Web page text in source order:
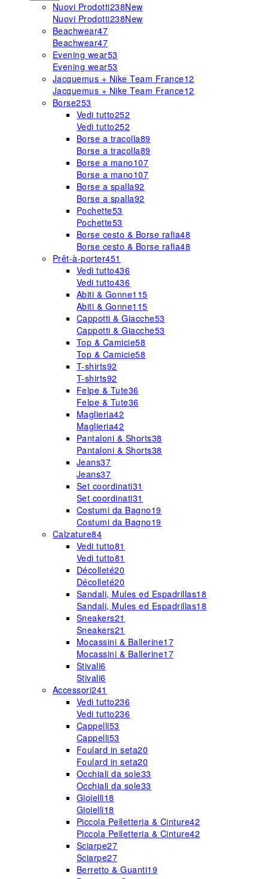
Nuovi Prodotti238New
Nuovi Prodotti238New
Beachwear47
Beachwear47
Evening wear53
Evening wear53
Jacquemus + Nike Team France12
Jacquemus + Nike Team France12
Borse253
Vedi tutto252
Vedi tutto252
Borse a tracolla89
Borse a tracolla89
Borse a mano107
Borse a mano107
Borse a spalla92
Borse a spalla92
Pochette53
Pochette53
Borse cesto & Borse rafia48
Borse cesto & Borse rafia48
Prêt-à-porter451
Vedi tutto436
Vedi tutto436
Abiti & Gonne115
Abiti & Gonne115
Cappotti & Giacche53
Cappotti & Giacche53
Top & Camicie58
Top & Camicie58
T-shirts92
T-shirts92
Felpe & Tute36
Felpe & Tute36
Maglieria42
Maglieria42
Pantaloni & Shorts38
Pantaloni & Shorts38
Jeans37
Jeans37
Set coordinati31
Set coordinati31
Costumi da Bagno19
Costumi da Bagno19
Calzature84
Vedi tutto81
Vedi tutto81
Décolleté20
Décolleté20
Sandali, Mules ed Espadrillas18
Sandali, Mules ed Espadrillas18
Sneakers21
Sneakers21
Mocassini & Ballerine17
Mocassini & Ballerine17
Stivali6
Stivali6
Accessori241
Vedi tutto236
Vedi tutto236
Cappelli53
Cappelli53
Foulard in seta20
Foulard in seta20
Occhiali da sole33
Occhiali da sole33
Gioielli18
Gioielli18
Piccola Pelletteria & Cinture42
Piccola Pelletteria & Cinture42
Sciarpe27
Sciarpe27
Berretto & Guanti19